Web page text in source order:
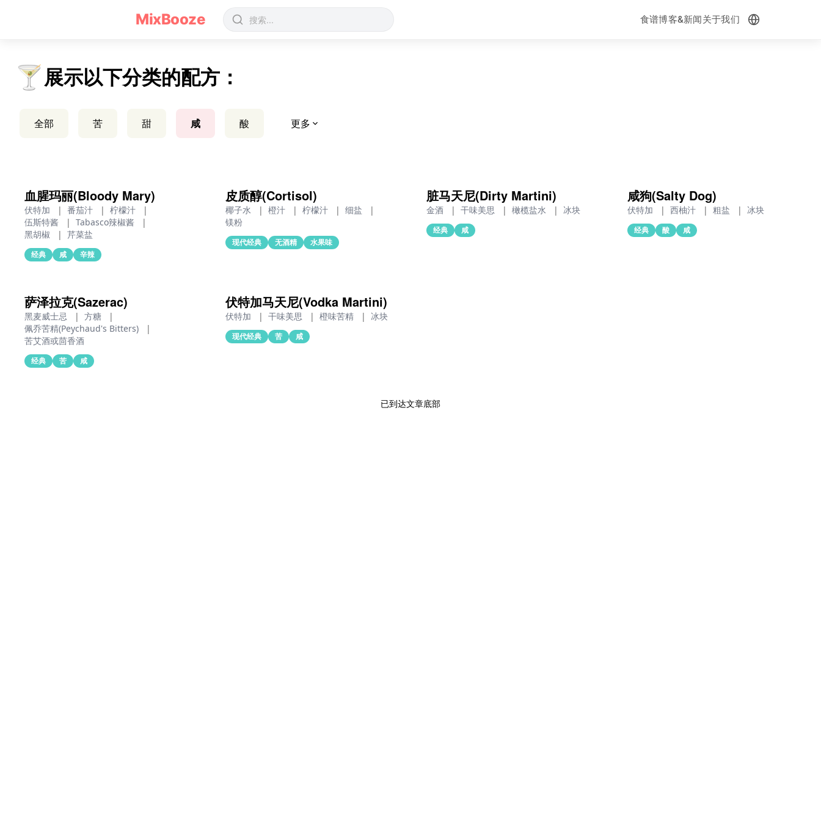
MixBooze 食谱博客&新闻关于我们
🍸展示以下分类的配方：
全部 苦 甜 咸 酸 更多
血腥玛丽(Bloody Mary)
伏特加 | 番茄汁 | 柠檬汁
|
伍斯特酱
| Tabasco辣椒酱
|
黑胡椒
| 芹菜盐
经典 咸 辛辣
皮质醇(Cortisol)
椰子水 | 橙汁 | 柠檬汁 | 细盐
|
镁粉
现代经典 无酒精 水果味
脏马天尼(Dirty Martini)
金酒 | 干味美思 | 橄榄盐水 | 冰块
经典 咸
咸狗(Salty Dog)
伏特加 | 西柚汁 | 粗盐 | 冰块
经典 酸 咸
萨泽拉克(Sazerac)
黑麦威士忌 | 方糖
|
佩乔苦精(Peychaud's Bitters)
|
苦艾酒或茴香酒
经典 苦 咸
伏特加马天尼(Vodka Martini)
伏特加 | 干味美思 | 橙味苦精 | 冰块
现代经典 苦 咸
已到达文章底部